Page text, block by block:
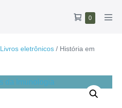
Carrinho
0Itens
Livros eletrônicos / História em